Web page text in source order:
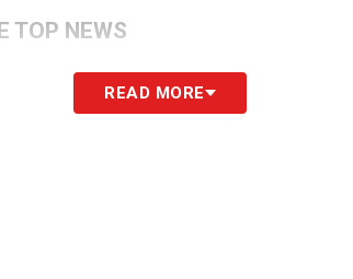
TOP NEWS
READ MORE